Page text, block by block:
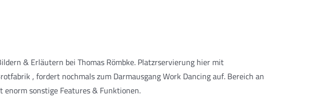
& Erläutern bei Thomas Römbke. Platzrservierung hier mit
, fordert nochmals zum Darmausgang Work Dancing auf. Bereich an
sonstige Features & Funktionen.